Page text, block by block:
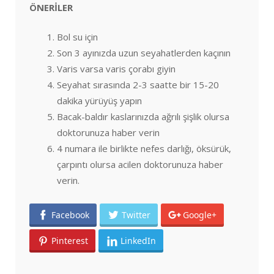
ÖNERİLER
Bol su için
Son 3 ayınızda uzun seyahatlerden kaçının
Varis varsa varis çorabı giyin
Seyahat sırasında 2-3 saatte bir 15-20
dakika yürüyüş yapın
Bacak-baldır kaslarınızda ağrılı şişlik olursa
doktorunuza haber verin
4 numara ile birlikte nefes darlığı, öksürük,
çarpıntı olursa acilen doktorunuza haber
verin.
Facebook Twitter Google+
Pinterest LinkedIn